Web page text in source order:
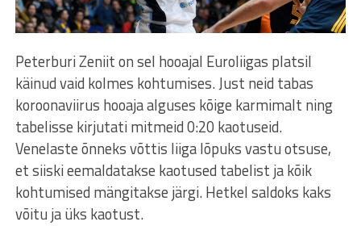
Peterburi Zeniit on sel hooajal Euroliigas platsil
käinud vaid kolmes kohtumises. Just neid tabas
koroonaviirus hooaja alguses kõige karmimalt ning
tabelisse kirjutati mitmeid 0:20 kaotuseid.
Venelaste õnneks võttis liiga lõpuks vastu otsuse,
et siiski eemaldatakse kaotused tabelist ja kõik
kohtumised mängitakse järgi. Hetkel saldoks kaks
võitu ja üks kaotust.